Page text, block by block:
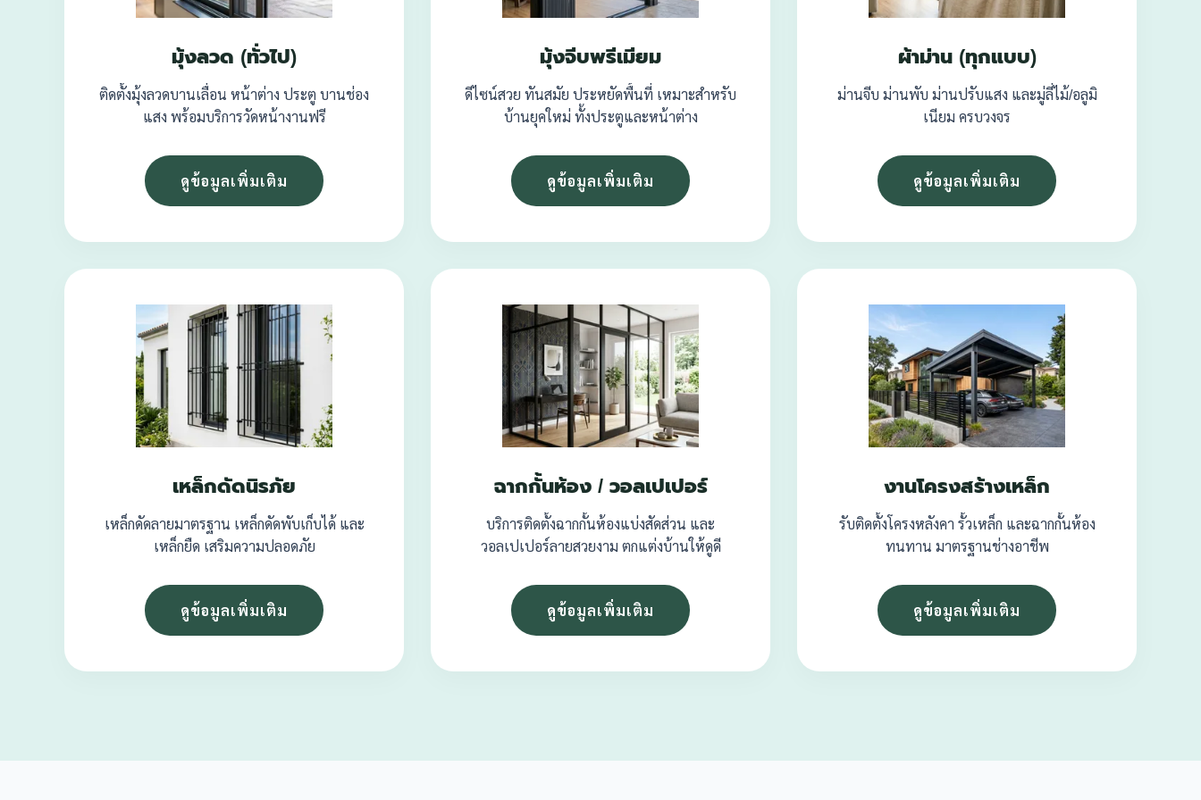
มุ้งลวด (ทั่วไป)
ติดตั้งมุ้งลวดบานเลื่อน หน้าต่าง ประตู บานช่อง
แสง พร้อมบริการวัดหน้างานฟรี
ดูข้อมูลเพิ่มเติม
มุ้งจีบพรีเมียม
ดีไซน์สวย ทันสมัย ประหยัดพื้นที่ เหมาะสำหรับ
บ้านยุคใหม่ ทั้งประตูและหน้าต่าง
ดูข้อมูลเพิ่มเติม
ผ้าม่าน (ทุกแบบ)
ม่านจีบ ม่านพับ ม่านปรับแสง และมู่ลี่ไม้/อลูมิ
เนียม ครบวงจร
ดูข้อมูลเพิ่มเติม
เหล็กดัดนิรภัย
เหล็กดัดลายมาตรฐาน เหล็กดัดพับเก็บได้ และ
เหล็กยืด เสริมความปลอดภัย
ดูข้อมูลเพิ่มเติม
ฉากกั้นห้อง / วอลเปเปอร์
บริการติดตั้งฉากกั้นห้องแบ่งสัดส่วน และ
วอลเปเปอร์ลายสวยงาม ตกแต่งบ้านให้ดูดี
ดูข้อมูลเพิ่มเติม
งานโครงสร้างเหล็ก
รับติดตั้งโครงหลังคา รั้วเหล็ก และฉากกั้นห้อง
ทนทาน มาตรฐานช่างอาชีพ
ดูข้อมูลเพิ่มเติม